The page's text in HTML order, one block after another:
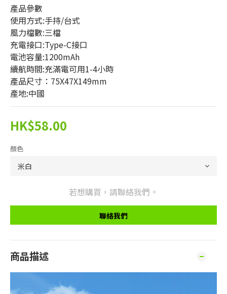
產品參數
使用方式:手持/台式
風力檔數:三檔
充電接口:Type-C接口
電池容量:1200mAh
續航時間:充滿電可用1-4小時
產品尺寸：75X47X149mm
產地:中國
HK$58.00
顏色
若想購買，請聯絡我們。
聯絡我們
商品描述